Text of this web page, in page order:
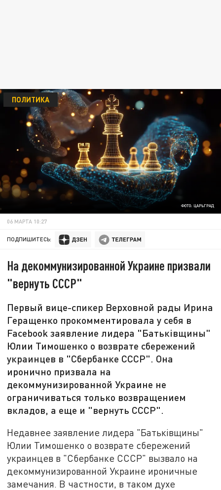
ФОТО: ЦАРЬГРАД
ПОЛИТИКА
06 МАРТА 10:27
ПОДПИШИТЕСЬ:
На декоммунизированной Украине призвали
"вернуть СССР"
Первый вице-спикер Верховной рады Ирина
Геращенко прокомментировала у себя в
Facebook заявление лидера "Батьківщины"
Юлии Тимошенко о возврате сбережений
украинцев в "Сбербанке СССР". Она
иронично призвала на
декоммунизированной Украине не
ограничиваться только возвращением
вкладов, а еще и "вернуть СССР".
Недавнее заявление лидера "Батьківщины"
Юлии Тимошенко о возврате сбережений
украинцев в "Сбербанке СССР" вызвало на
декоммунизированной Украине ироничные
замечания. В частности, в таком духе